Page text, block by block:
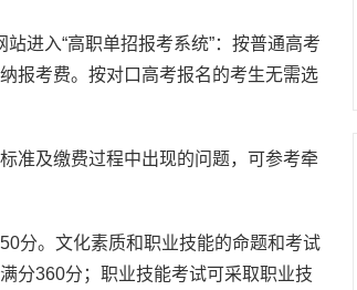
进入“高职单招报考系统”：按普通高考
报考费。按对口高考报名的考生无需选
准及缴费过程中出现的问题，可参考牵
分。文化素质和职业技能的命题和考试
分360分；职业技能考试可采取职业技